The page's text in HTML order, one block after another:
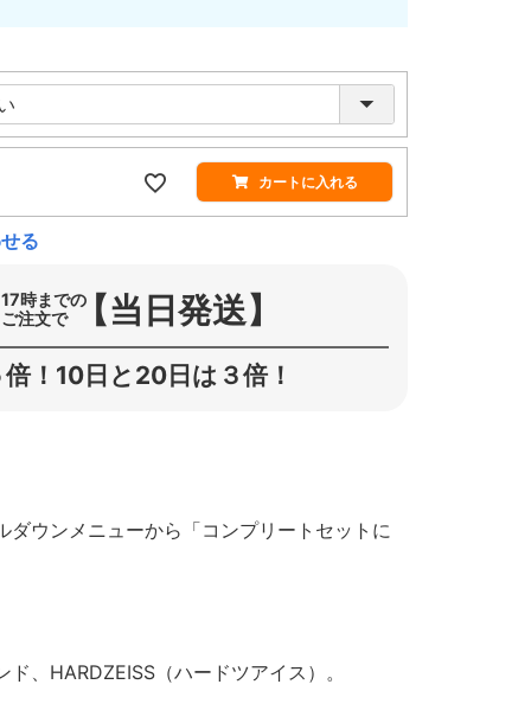
カートに入れる
る
17時までの
ご注文で 【当日発送】
！10日と20日は３倍！
ウンメニューから「コンプリートセットに
、HARDZEISS（ハードツアイス）。